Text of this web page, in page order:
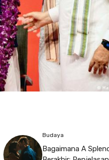
Budaya
Bagaimana A